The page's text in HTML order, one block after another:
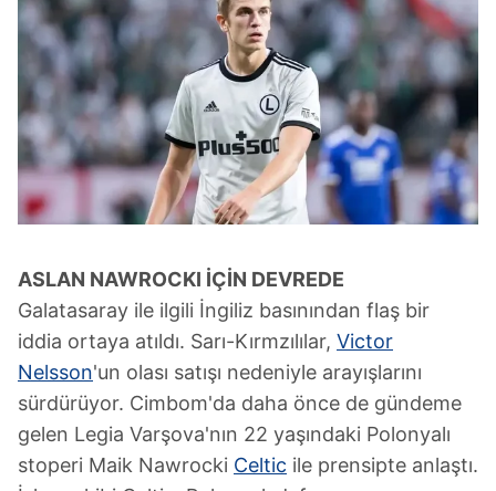
ASLAN NAWROCKI İÇİN DEVREDE
Galatasaray ile ilgili İngiliz basınından flaş bir
iddia ortaya atıldı. Sarı-Kırmzılılar, Victor
Nelsson'un olası satışı nedeniyle arayışlarını
sürdürüyor. Cimbom'da daha önce de gündeme
gelen Legia Varşova'nın 22 yaşındaki Polonyalı
stoperi Maik Nawrocki Celtic ile prensipte anlaştı.